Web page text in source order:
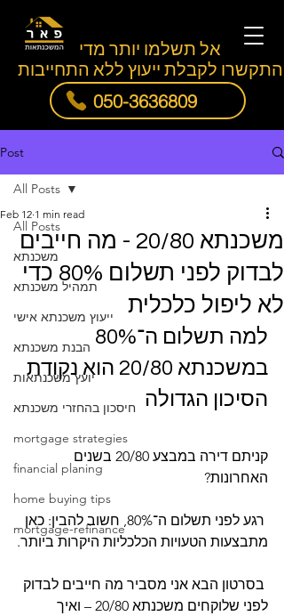
050-3636809
אל תשלמו יותר מדי
התקשרו לקבלת ייעוץ ללא התחייבות
Post
All Posts
משכנתא
תמהיל משכנתא
ייעוץ משכנתא אישי
הבנת משכנתא
יועץ משכנתאות
חיסכון בהחזרי משכנתא
mortgage strategies
financial planing
home buying tips
mortgage-refinance
All Posts
משכנתא 20/80 - מה חייבים
לבדוק לפני תשלום 80% כדי
לא ליפול כלכלית
Feb 12 1 min read
במשכנתא 20/80 הוא נקודת
הסיכון הגדולה
קניתם דירה במבצע 20/80 בשנים
האחרונות?
רגע לפני תשלום ה־80%, חשוב להבין: כאן
מתבצעות הטעויות הכלכליות היקרות ביותר.
בסרטון הבא אני מסביר מה חייבים לבדוק
לפני שלוקחים משכנתא 20/80 – ואיך